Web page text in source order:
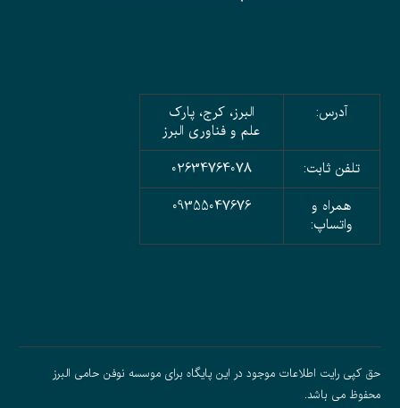
آدرس:
البرز، کرج، پارک
علم و فناوری البرز
تلفن ثابت:
02634764078
همراه و
واتساپ:
09355047676
حق کپی رایت اطلاعات موجود در این پایگاه برای موسسه نوفن حامی البرز
محفوظ می باشد.